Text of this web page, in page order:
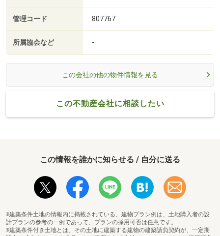
管理コード 807767
所属協会など -
この会社の他の物件情報を見る
この不動産会社に相談したい
この情報を誰かに知らせる / 自分に送る
※建築条件土地の情報内に掲載されている、建物プラン例は、土地購入者の設
計プランの参考の一例であって、プランの採用可否は任意です。
※建築条件付き土地とは、その土地に建築する建物の建築請負契約が、一定期